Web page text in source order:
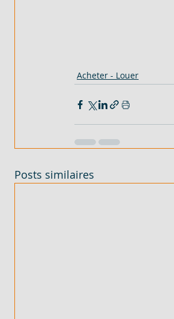
Acheter - Louer
Posts similaires